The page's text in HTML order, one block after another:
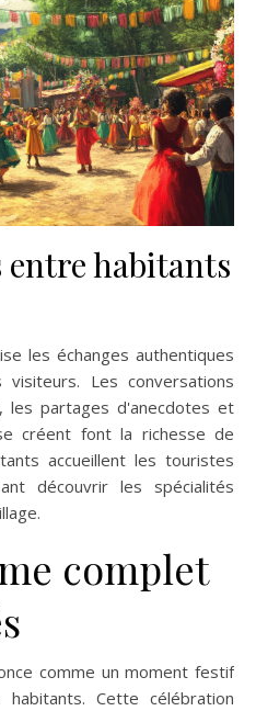
entre habitants
les échanges authentiques
Les conversations
les partages d'anecdotes et
créent font la richesse de
accueillent les touristes
découvrir les spécialités
complet
comme un moment festif
Cette célébration